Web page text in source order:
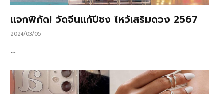
แจกพิกัด! วัดจีนแก้ปีชง ไหว้เสริมดวง 2567
2024/03/05
…